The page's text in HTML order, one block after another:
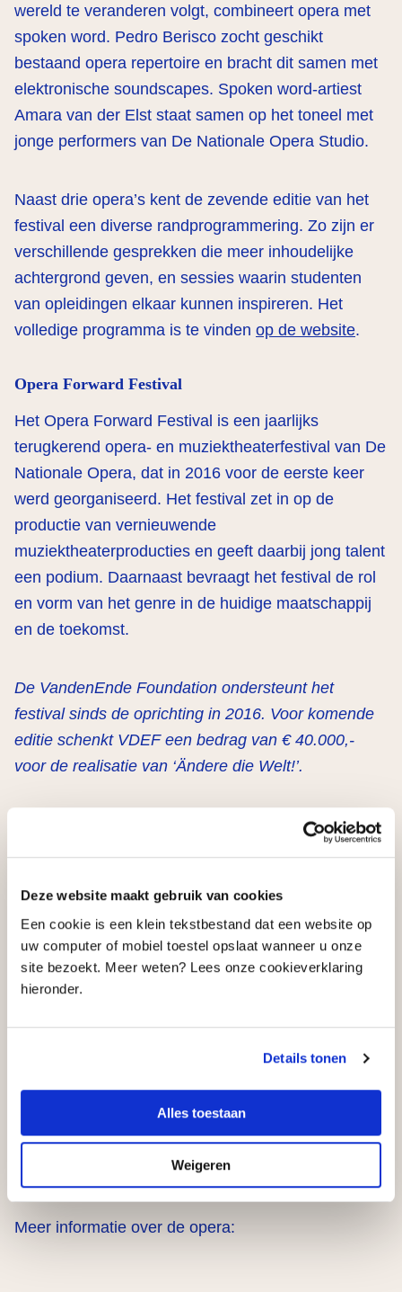
Deze website maakt gebruik van cookies
Een cookie is een klein tekstbestand dat een website op
uw computer of mobiel toestel opslaat wanneer u onze
site bezoekt. Meer weten? Lees onze cookieverklaring
hieronder.
Details tonen
Alles toestaan
Weigeren
wereld te veranderen volgt, combineert opera met
spoken word. Pedro Berisco zocht geschikt
bestaand opera repertoire en bracht dit samen met
elektronische soundscapes. Spoken word-artiest
Amara van der Elst staat samen op het toneel met
jonge performers van De Nationale Opera Studio.
Naast drie opera’s kent de zevende editie van het
festival een diverse randprogrammering. Zo zijn er
verschillende gesprekken die meer inhoudelijke
achtergrond geven, en sessies waarin studenten
van opleidingen elkaar kunnen inspireren. Het
volledige programma is te vinden op de website.
Opera Forward Festival
Het Opera Forward Festival is een jaarlijks
terugkerend opera- en muziektheaterfestival van De
Nationale Opera, dat in 2016 voor de eerste keer
werd georganiseerd. Het festival zet in op de
productie van vernieuwende
muziektheaterproducties en geeft daarbij jong talent
een podium. Daarnaast bevraagt het festival de rol
en vorm van het genre in de huidige maatschappij
en de toekomst.
De VandenEnde Foundation ondersteunt het
festival sinds de oprichting in 2016. Voor komende
editie schenkt VDEF een bedrag van € 40.000,-
voor de realisatie van ‘Ändere die Welt!’.
bij de repetities van de voorstelling:
Meer informatie over de opera: